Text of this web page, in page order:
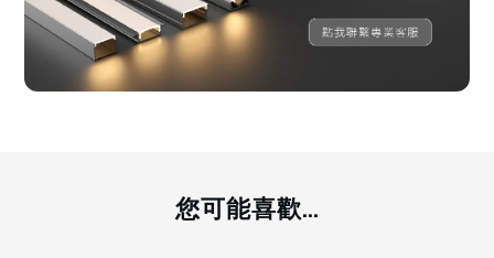
您可能喜歡...